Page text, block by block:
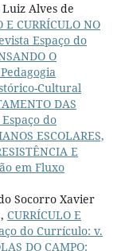
Alves de
E CURRÍCULO NO
Espaço do
O
Cultural
DAS
do
ESCOLARES,
E
em Fluxo
Socorro Xavier
CURRÍCULO E
do Currículo: v.
DO CAMPO: